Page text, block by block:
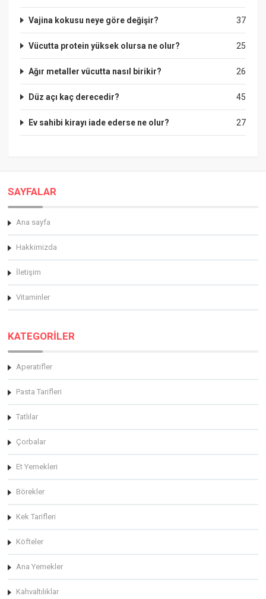
37
Vajina kokusu neye göre değişir?
25
Vücutta protein yüksek olursa ne olur?
26
Ağır metaller vücutta nasıl birikir?
45
Düz açı kaç derecedir?
27
Ev sahibi kirayı iade ederse ne olur?
SAYFALAR
Ana sayfa
Hakkimizda
İletişim
Vitaminler
KATEGORİLER
Aperatifler
Pasta Tarifleri
Tatlılar
Çorbalar
Et Yemekleri
Börekler
Kek Tarifleri
Köfteler
Ana Yemekler
Kahvaltılıklar